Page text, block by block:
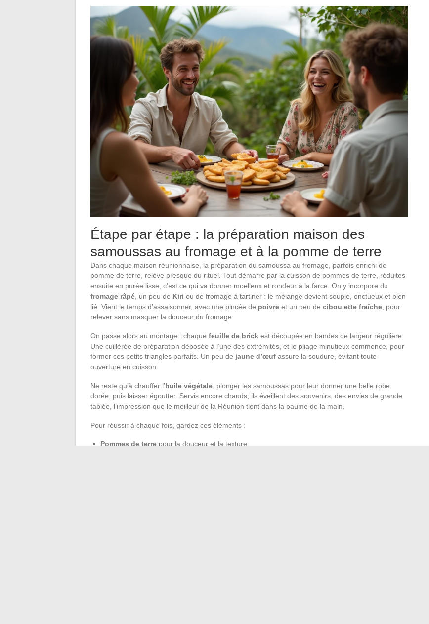
Étape par étape : la préparation maison des
samoussas au fromage et à la pomme de terre
Dans chaque maison réunionnaise, la préparation du samoussa au fromage, parfois enrichi de
pomme de terre, relève presque du rituel. Tout démarre par la cuisson de pommes de terre, réduites
ensuite en purée lisse, c’est ce qui va donner moelleux et rondeur à la farce. On y incorpore du
fromage râpé , un peu de Kiri ou de fromage à tartiner : le mélange devient souple, onctueux et bien
lié. Vient le temps d’assaisonner, avec une pincée de poivre et un peu de ciboulette fraîche , pour
relever sans masquer la douceur du fromage.
On passe alors au montage : chaque feuille de brick est découpée en bandes de largeur régulière.
Une cuillérée de préparation déposée à l’une des extrémités, et le pliage minutieux commence, pour
former ces petits triangles parfaits. Un peu de jaune d’œuf assure la soudure, évitant toute
ouverture en cuisson.
Ne reste qu’à chauffer l’huile végétale , plonger les samoussas pour leur donner une belle robe
dorée, puis laisser égoutter. Servis encore chauds, ils éveillent des souvenirs, des envies de grande
tablée, l’impression que le meilleur de la Réunion tient dans la paume de la main.
Pour réussir à chaque fois, gardez ces éléments :
Pommes de terre pour la douceur et la texture